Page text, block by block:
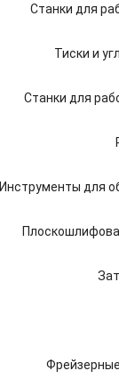
Станки для
Тиски и
Станки для
Инструменты для